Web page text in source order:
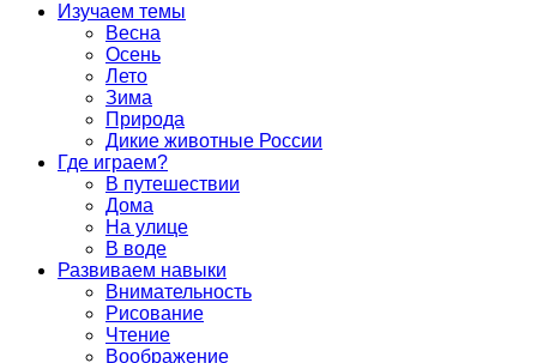
Изучаем темы
Весна
Осень
Лето
Зима
Природа
Дикие животные России
Где играем?
В путешествии
Дома
На улице
В воде
Развиваем навыки
Внимательность
Рисование
Чтение
Воображение